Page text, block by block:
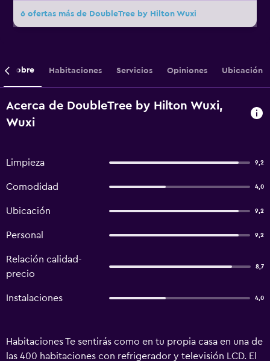
6 ofertas más de DoubleTree by Hilton Wuxi
Sobre Habitaciones Servicios Opiniones Ubicación
Acerca de DoubleTree by Hilton Wuxi,
Wuxi
Limpieza 9,2
Comodidad 4,0
Ubicación 9,2
Personal 9,2
Relación calidad-
precio
8,7
Instalaciones 4,0
Habitaciones Te sentirás como en tu propia casa en una de
las 400 habitaciones con refrigerador y televisión LCD. El